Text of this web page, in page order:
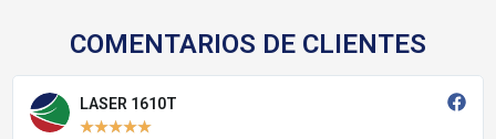
COMENTARIOS DE CLIENTES
LASER 1610T
★★★★★